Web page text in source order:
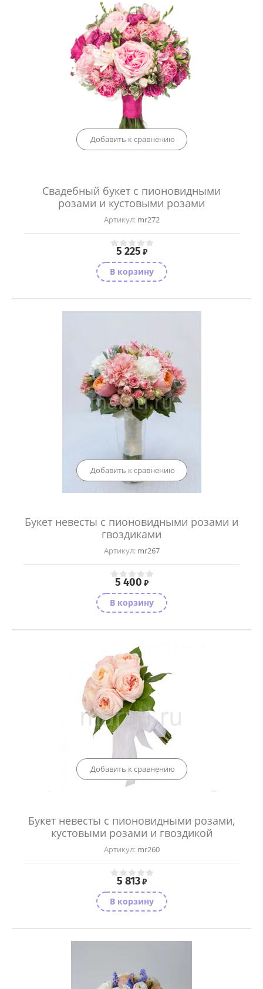
Добавить к сравнению
Свадебный букет с пионовидными
розами и кустовыми розами
Артикул:mr272
5 225 ₽
В корзину
Добавить к сравнению
Букет невесты с пионовидными розами и
гвоздиками
Артикул:mr267
5 400 ₽
В корзину
Добавить к сравнению
Букет невесты с пионовидными розами,
кустовыми розами и гвоздикой
Артикул:mr260
5 813₽
В корзину